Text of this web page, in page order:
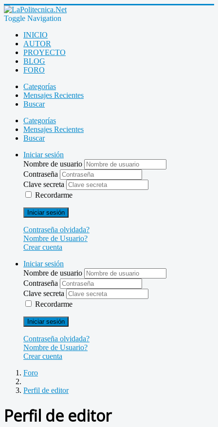
Toggle Navigation
INICIO
AUTOR
PROYECTO
BLOG
FORO
Categorías
Mensajes Recientes
Buscar
Categorías
Mensajes Recientes
Buscar
Iniciar sesión
Nombre de usuario
Contraseña
Clave secreta
Recordarme
Iniciar sesión
Contraseña olvidada?
Nombre de Usuario?
Crear cuenta
Iniciar sesión
Nombre de usuario
Contraseña
Clave secreta
Recordarme
Iniciar sesión
Contraseña olvidada?
Nombre de Usuario?
Crear cuenta
Foro
Perfil de editor
Perfil de editor